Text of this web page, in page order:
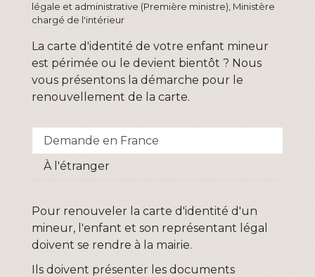
légale et administrative (Première ministre), Ministère
chargé de l'intérieur
La carte d'identité de votre enfant mineur
est périmée ou le devient bientôt ? Nous
vous présentons la démarche pour le
renouvellement de la carte.
Demande en France
À l'étranger
Pour renouveler la carte d'identité d'un
mineur, l'enfant et son représentant légal
doivent se rendre à la mairie.
Ils doivent présenter les documents